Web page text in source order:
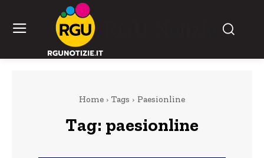
Home Tags Paesionline
Tag: paesionline